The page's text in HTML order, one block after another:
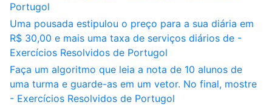
Portugol
Uma pousada estipulou o preço para a sua diária em
R$ 30,00 e mais uma taxa de serviços diários de -
Exercícios Resolvidos de Portugol
Faça um algoritmo que leia a nota de 10 alunos de
uma turma e guarde-as em um vetor. No final, mostre
- Exercícios Resolvidos de Portugol